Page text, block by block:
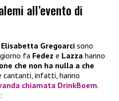
all’evento di
Elisabetta Gregoarci sono
fa Fedez e Lazza hanno
che non ha nulla a che
cantanti, infatti, hanno
chiamata DrinkBoem.